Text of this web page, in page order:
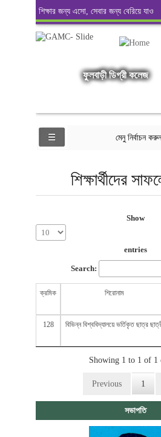
শিক্ষার জন্য এসো, সেবার জন্য বেরিয়ে যাও
ফুলবাড়ী ডিগ্রী কলেজ
মেনু নির্বাচন করুন
শিক্ষার্থীদের
Show
entries
Search:
ক্রমিক শিরোনাম
128 বিভিন্ন বিশ্ববিদ্যালয়ে ভর্তিকৃত ছাত্র
Showing 1 to 1 of 1
Previous 1
সভাপতি